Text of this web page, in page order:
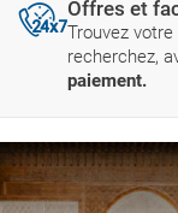
Offres et
Trouvez
recherchez,
paiement.